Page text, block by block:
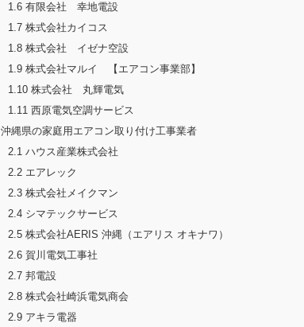
1.6有限会社 幸地電設
1.7株式会社カイコス
1.8株式会社 イゼナ空設
1.9株式会社マルイ 【エアコン事業部】
1.10株式会社 丸輝電気
1.11西原電気空調サービス
沖縄県の家庭用エアコン取り付け工事業者
2.1ハウス産業株式会社
2.2エアレック
2.3株式会社メイクマン
2.4シマテックサービス
2.5株式会社AERIS 沖縄（エアリス オキナワ）
2.6賀川電気工事社
2.7邦電設
2.8株式会社崎浜電気商会
2.9アキラ電器